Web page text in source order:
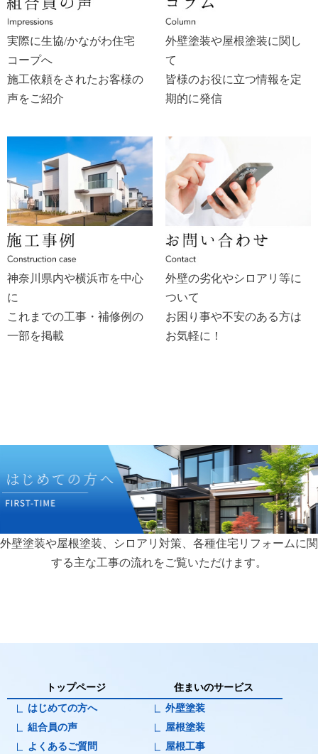
実際に生協/かながわ住宅
コープへ
施工依頼をされたお客様の
声をご紹介
外壁塗装や屋根塗装に関し
て
皆様のお役に立つ情報を定
期的に発信
神奈川県内や横浜市を中心
に
これまでの工事・補修例の
一部を掲載
外壁の劣化やシロアリ等に
ついて
お困り事や不安のある方は
お気軽に！
外壁塗装や屋根塗装、シロアリ対策、各種住宅リフォームに関
する主な工事の流れをご覧いただけます。
トップページ
はじめての方へ
組合員の声
よくあるご質問
住まいのサービス
外壁塗装
屋根塗装
屋根工事